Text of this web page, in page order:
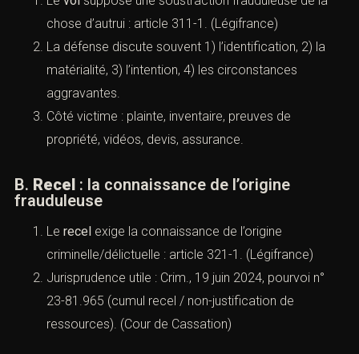
https://www.cabinetaci.com/vol/
https://www.cabinetaci.com/recel/
https://www.cabinetaci.com/escroquerie/
VI). — Vol et recel
(Infractions pénales : comprendre,
Vol: soustraction et intention
Le vol suppose une soustraction frauduleuse de la
chose d’autrui :article 311-1. (Légifrance